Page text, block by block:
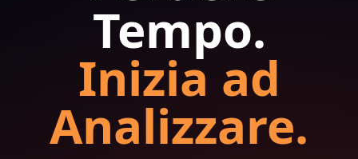
Tempo.
Inizia ad
Analizzare.